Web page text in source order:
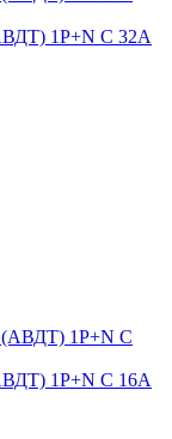
1P+N С 32А
1P+N С 16А